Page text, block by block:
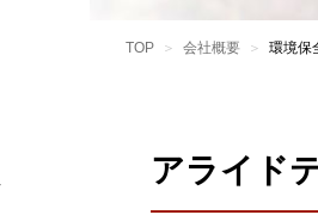
製品を探す
その他
BCP対策
TOP 会社概要 環境保
アライド